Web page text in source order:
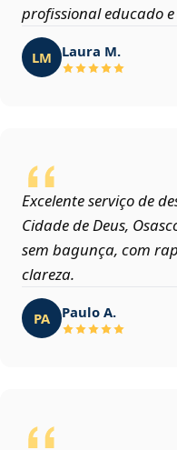
profissional educado
LM Laura M.
Excelente serviço de
Cidade de Deus,
sem bagunça, com
clareza.
PA Paulo A.